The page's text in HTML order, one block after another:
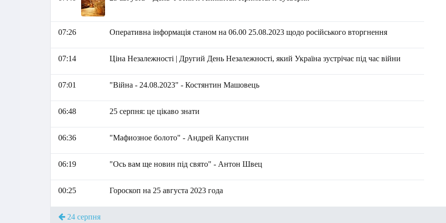
07:26 Оперативна інформація станом на 06.00 25.08.2023 щодо російського вторгнення
07:14 Ціна Незалежності | Другий День Незалежності, який Україна зустрічає під час війни
07:01 "Війна - 24.08.2023" - Костянтин Машовець
06:48 25 серпня: це цікаво знати
06:36 "Мафиозное болото" - Андрей Капустин
06:19 "Ось вам ще новин під свято" - Антон Швец
00:25 Гороскоп на 25 августа 2023 года
24 серпня